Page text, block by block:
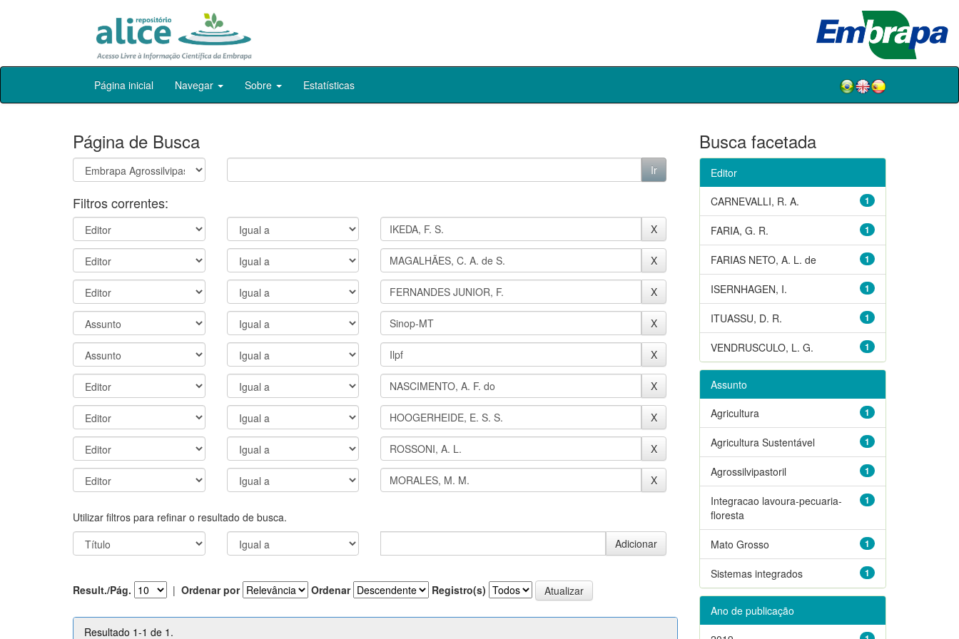
Skip
Página inicial Navegar Sobre Estatísticas
Página de Busca
Filtros correntes:
Utilizar filtros para refinar o resultado de busca.
Result./Pág. | Ordenar por Ordenar Registro(s)
Resultado 1-1 de 1.
Busca facetada
Editor
1
CARNEVALLI, R. A.
1
FARIA, G. R.
1
FARIAS NETO, A. L. de
1
ISERNHAGEN, I.
1
ITUASSU, D. R.
1
VENDRUSCULO, L. G.
Assunto
1
Agricultura
1
Agricultura Sustentável
1
Agrossilvipastoril
1
Integracao lavoura-pecuaria-
floresta
1
Mato Grosso
1
Sistemas integrados
Ano de publicação